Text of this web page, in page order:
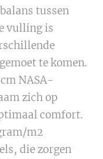
tussen
vulling is
te komen.
NASA-
zich op
comfort.
m2
die zorgen